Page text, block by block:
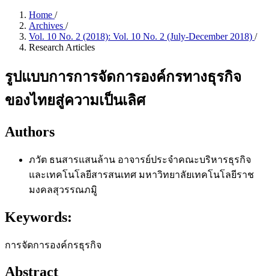
Home /
Archives /
Vol. 10 No. 2 (2018): Vol. 10 No. 2 (July-December 2018) /
Research Articles
รูปแบบการการจัดการองค์กรทางธุรกิจ
ของไทยสู่ความเป็นเลิศ
Authors
ภวัต ธนสารแสนล้าน อาจารย์ประจำคณะบริหารธุรกิจ
และเทคโนโลยีสารสนเทศ มหาวิทยาลัยเทคโนโลยีราช
มงคลสุวรรณภมูิ
Keywords:
การจัดการองค์กรธุรกิจ
Abstract